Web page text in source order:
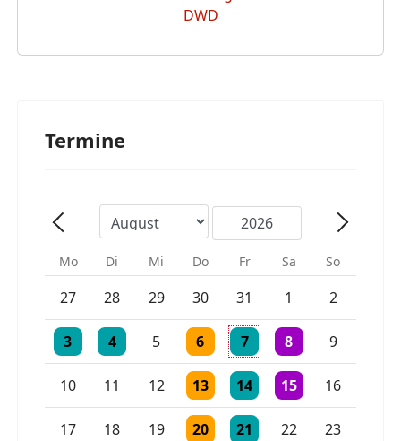
Termine
Mo Di Mi Do Fr Sa So
27 28 29 30
Einzelne Veranstaltung
31
Einzelne Veranstaltung
1 2
3
Einzelne Veranstaltung
4
Einzelne Veranstaltung
5 6
Einzelne Veranstaltung
7
Einzelne Veranstaltung
8
3 Veranstaltungen
9
10 11 12 13
Einzelne Veranstaltung
14
Einzelne Veranstaltung
15
Einzelne16
17 18 19 20
Einzelne Veranstaltung
21
Einzelne Veranstaltung
22 23